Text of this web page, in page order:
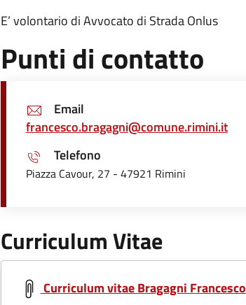
E’ volontario di Avvocato di Strada Onlus
Punti di contatto
Email
francesco.bragagni@comune.rimini.it
Telefono
Piazza Cavour, 27 - 47921 Rimini
Curriculum Vitae
Document
Curriculum vitae Bragagni Francesco